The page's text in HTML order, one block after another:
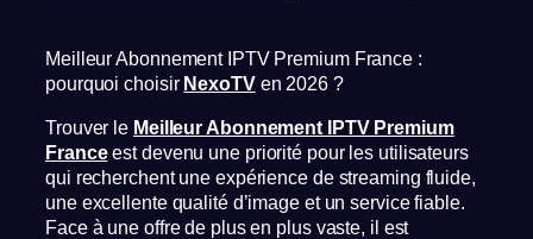
Meilleur Abonnement IPTV Premium France :
pourquoi choisir NexoTVen 2026 ?
Trouver le Meilleur Abonnement IPTV Premium
Franceest devenu une priorité pour les utilisateurs
qui recherchent une expérience de streaming fluide,
une excellente qualité d’image et un service fiable.
Face à une offre de plus en plus vaste, il est